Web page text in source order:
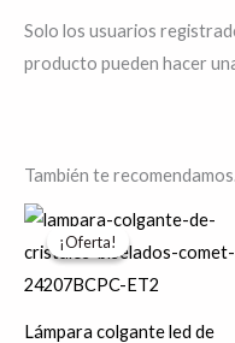
Solo los usuarios
producto pueden hacer
También te
¡Oferta!
¡Oferta!
Lámpara colgante led de
precio
original
$34,636.88.
El
precio
actual